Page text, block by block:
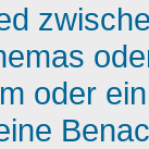
oder